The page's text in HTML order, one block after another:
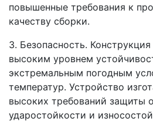
повышенные требования к
качеству сборки.
3. Безопасность.
высоким уровнем
экстремальным погодным
температур. Устройство
высоких требований защиты
ударостойкости и